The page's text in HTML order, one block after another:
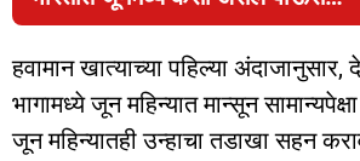
हवामान खात्याच्या पहिल्या अंदाजानुसार,
भागामध्ये जून महिन्यात मान्सून
जून महिन्यातही उन्हाचा तडाखा सहन